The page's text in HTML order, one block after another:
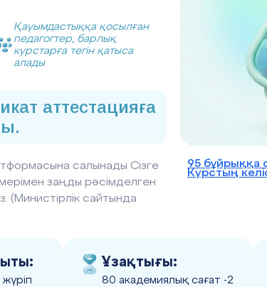
Қауымдастыққа қосылған
педагогтер, барлық
курстарға тегін қатыса
алады
аттестацияға
салынады Сізге
заңды рәсімделген
(Министірлік сайтында
95 бұйрыққа
Курстың
Ұзақтығы:
80 академиялық сағат -2